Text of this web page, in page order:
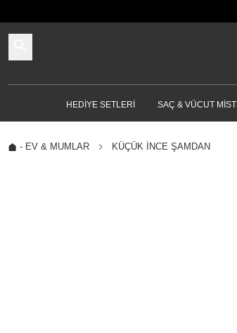
HEDIYE SETLERI SAÇ & VÜCUT MISTI
- EV & MUMLAR KÜÇÜK İNCE ŞAMDAN